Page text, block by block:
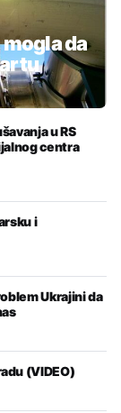
da
u RS
centra
i
Ukrajini da
(VIDEO)